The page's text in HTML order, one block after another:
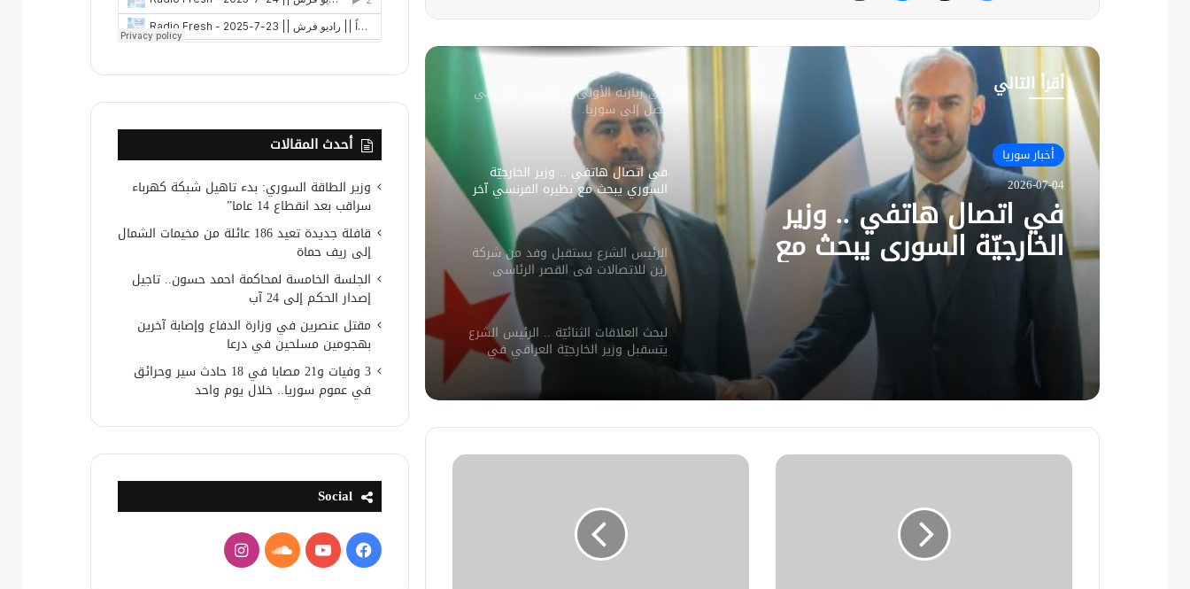
أقرأ التالي
أخبار سوريا
2026-07-04
في اتصال هاتفي .. وزير
الخارجيّة السوري يبحث مع
نظيره الفرنسي آخر التطورات.
دمشق
في زيارته الأولى .. الرئيس الفرنسي
يصل إلى سوريا.
في اتصال هاتفي .. وزير الخارجيّة
السوري يبحث مع نظيره الفرنسي آخر
التطورات.
الرئيس الشرع يستقبل وفد من شركة
زين للاتصالات في القصر الرئاسي.
لبحث العلاقات الثنائيّة .. الرئيس الشرع
يتسقبل وزير الخارجيّة العراقي في
سوريا.. الهيئة الألمانيّة تنظم فعاليّة
القنصليّة .. أمريكا تمنح الاعتماد القنصلي
للسفارة السوريّة في واشنطن.
أحدث المقالات
وزير الطاقة السوري: بدء تاهيل شبكة كهرباء
سراقب بعد انقطاع 14 عاما”
قافلة جديدة تعيد 186 عائلة من مخيمات الشمال
إلى ريف حماة
الجلسة الخامسة لمحاكمة احمد حسون.. تاجيل
إصدار الحكم إلى 24 آب
مقتل عنصرين في وزارة الدفاع وإصابة آخرين
بهجومين مسلحين في درعا
3 وفيات و21 مصابا في 18 حادث سير وحرائق
في عموم سوريا.. خلال يوم واحد
Social
فيسبوكيوتيوبساوندانستقرام